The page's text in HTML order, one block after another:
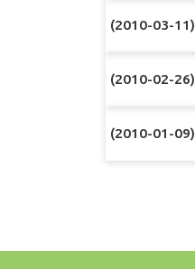
(2010-03-
(2010-02-
(2010-01-